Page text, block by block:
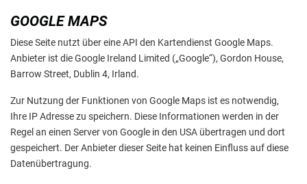
GOOGLE MAPS
Diese Seite nutzt über eine API den Kartendienst Google Maps.
Anbieter ist die Google Ireland Limited („Google“), Gordon House,
Barrow Street, Dublin 4, Irland.
Zur Nutzung der Funktionen von Google Maps ist es notwendig,
Ihre IP Adresse zu speichern. Diese Informationen werden in der
Regel an einen Server von Google in den USA übertragen und dort
gespeichert. Der Anbieter dieser Seite hat keinen Einfluss auf diese
Datenübertragung.